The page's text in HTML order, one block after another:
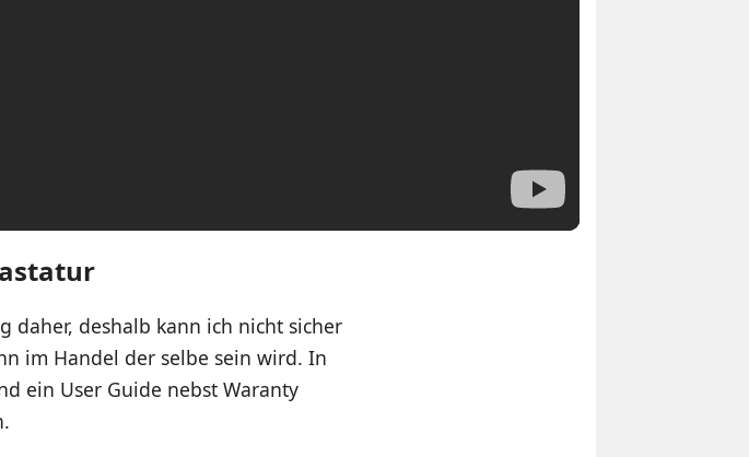
daher, deshalb kann ich nicht sicher
im Handel der selbe sein wird. In
ein User Guide nebst Waranty